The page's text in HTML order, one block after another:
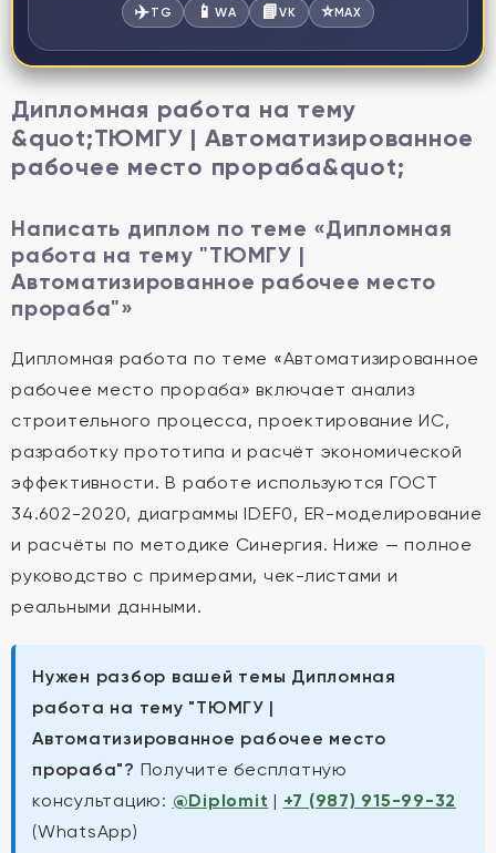
✈️TG 📱WA 📘VK ⭐MAX
Дипломная работа на тему
&quot;ТЮМГУ | Автоматизированное
рабочее место прораба&quot;
Написать диплом по теме «Дипломная
работа на тему "ТЮМГУ |
Автоматизированное рабочее место
прораба"»
Дипломная работа по теме «Автоматизированное
рабочее место прораба» включает анализ
строительного процесса, проектирование ИС,
разработку прототипа и расчёт экономической
эффективности. В работе используются ГОСТ
34.602-2020, диаграммы IDEF0, ER-моделирование
и расчёты по методике Синергия. Ниже — полное
руководство с примерами, чек-листами и
реальными данными.
Нужен разбор вашей темы Дипломная
работа на тему "ТЮМГУ |
Автоматизированное рабочее место
прораба"? Получите бесплатную
консультацию: @Diplomit | +7 (987) 915-99-32
(WhatsApp)